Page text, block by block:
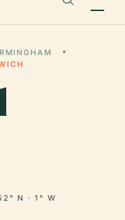
N · 1° W